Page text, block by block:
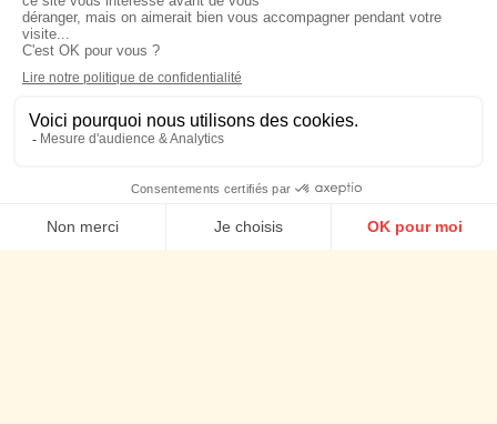
Stratégie social media
Social media management
Agence Social content
Agence Social ads